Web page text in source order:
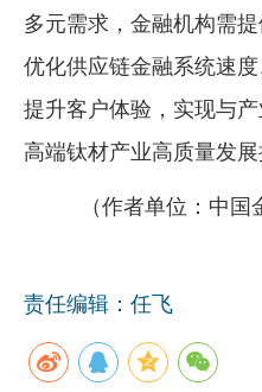
多元需求，金融机构需
优化供应链金融系统速
提升客户体验，实现与
高端钛材产业高质量发展
（作者单位：中
责任编辑：任飞